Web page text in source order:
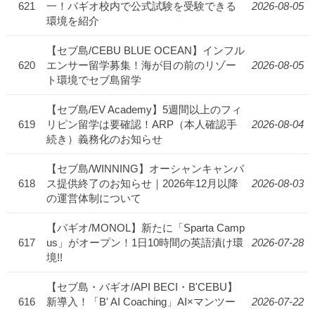
621
一！バギオ校内で公式試験を受験できる
環境を紹介
2026-08-05
620
【セブ島/CEBU BLUE OCEAN】インフル
エンサー留学募集！海が目の前のリゾー
ト環境でセブ島留学
2026-08-05
619
【セブ島/EV Academy】5週間以上のフィ
リピン留学は要確認！ARP（本人確認手
続き）義務化のお知らせ
2026-08-04
618
【セブ島/WINNING】オーシャンキャンパ
ス提供終了のお知らせ｜2026年12月以降
の運営体制について
2026-08-03
617
【バギオ/MONOL】新たに「Sparta Camp
us」がオープン！1日10時間の英語漬け環
境!!
2026-07-28
616
【セブ島・バギオ/API BECI・B'CEBU】
新導入！「B' AI Coaching」AI×マンツー
2026-07-22